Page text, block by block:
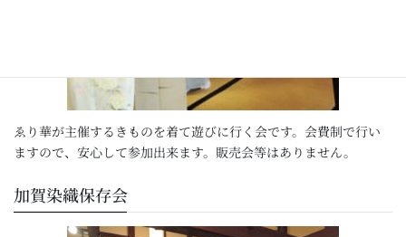
ゑり華が主催するきものを着て遊びに行く会です。会費制で行い
ますので、安心して参加出来ます。販売会等はありません。
加賀染織保存会